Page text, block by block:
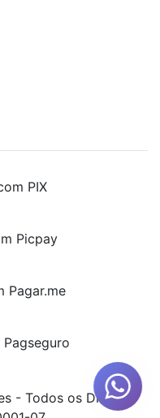
- Todos os Direitos